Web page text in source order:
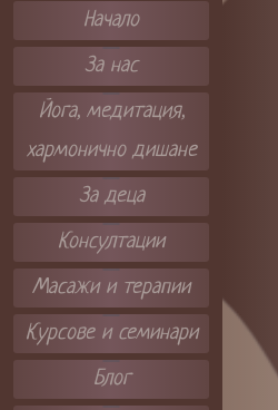
НАНДА
Начало
За нас
Йога, медитация,
хармонично дишане
За деца
Консултации
Масажи и терапии
Курсове и семинари
Блог